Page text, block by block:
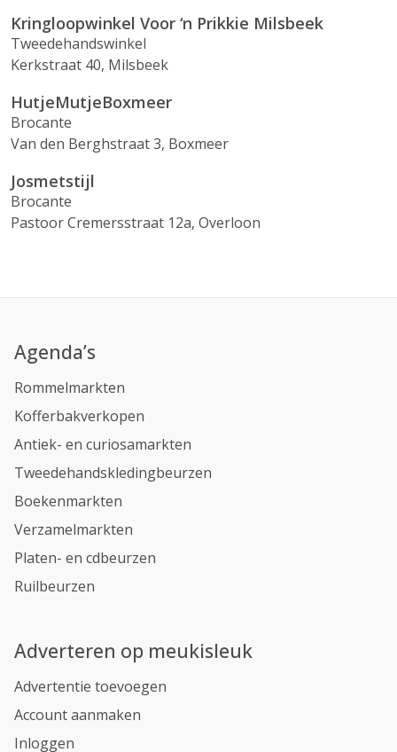
Kringloopwinkel Voor ‘n Prikkie Milsbeek
Tweedehandswinkel
Kerkstraat 40, Milsbeek
HutjeMutjeBoxmeer
Brocante
Van den Berghstraat 3, Boxmeer
Josmetstijl
Brocante
Pastoor Cremersstraat 12a, Overloon
Agenda’s
Rommelmarkten
Kofferbakverkopen
Antiek- en curiosamarkten
Tweedehandskledingbeurzen
Boekenmarkten
Verzamelmarkten
Platen- en cdbeurzen
Ruilbeurzen
Adverteren op meukisleuk
Advertentie toevoegen
Account aanmaken
Inloggen